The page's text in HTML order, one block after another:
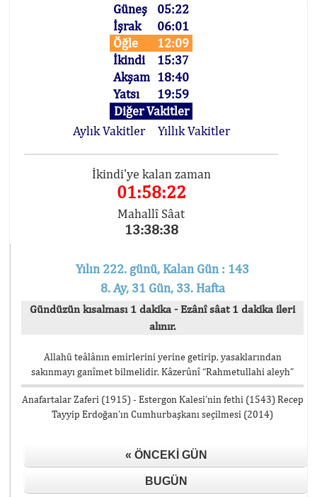
Güneş
05:22
İşrak
06:01
Öğle
12:09
İkindi
15:37
Akşam 18:40
Yatsı
19:59
Diğer Vakitler
Aylık Vakitler
Yıllık Vakitler
İkindi'ye kalan zaman
01:58:22
Mahallî Sâat
13:38:38
Yılın 222. günü, Kalan Gün : 143
8. Ay, 31 Gün, 33. Hafta
Gündüzün kısalması 1 dakika - Ezânî sâat 1 dakika ileri
alınır.
Allahü teâlânın emirlerini yerine getirip, yasaklarından
sakınmayı ganîmet bilmelidir. Kâzerûnî “Rahmetullahi aleyh”
Anafartalar Zaferi (1915) - Estergon Kalesi’nin fethi (1543) Recep
Tayyip Erdoğan’ın Cumhurbaşkanı seçilmesi (2014)
« ÖNCEKI GÜN
BUGÜN